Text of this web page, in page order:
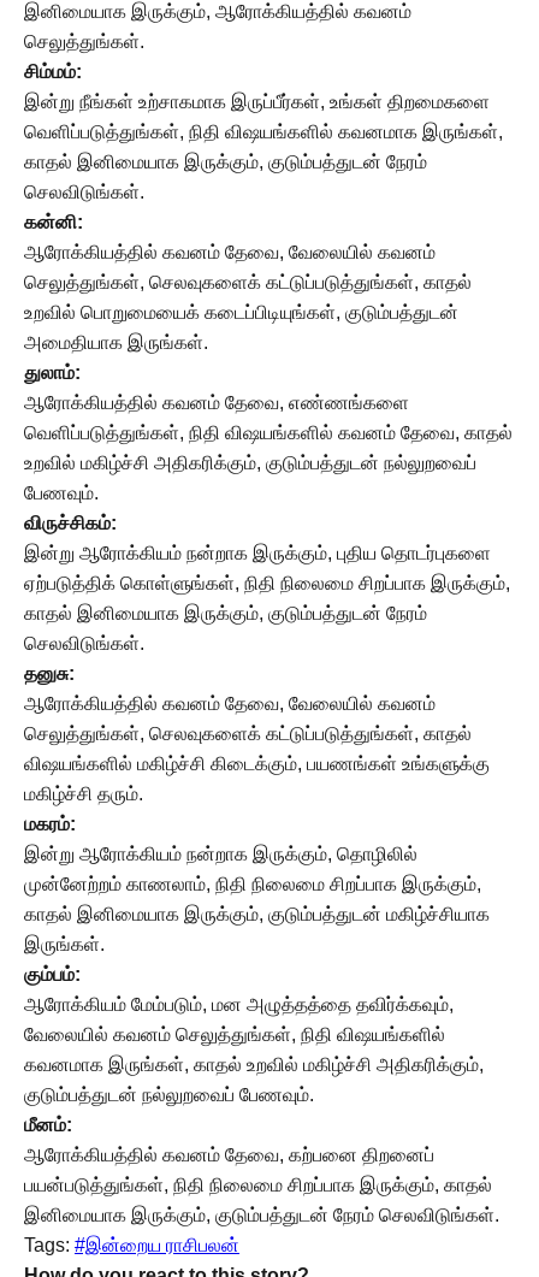
இனிமையாக இருக்கும், ஆரோக்கியத்தில் கவனம்
செலுத்துங்கள்.
சிம்மம்:
இன்று நீங்கள் உற்சாகமாக இருப்பீர்கள், உங்கள் திறமைகளை
வெளிப்படுத்துங்கள், நிதி விஷயங்களில் கவனமாக இருங்கள்,
காதல் இனிமையாக இருக்கும், குடும்பத்துடன் நேரம்
செலவிடுங்கள்.
கன்னி:
ஆரோக்கியத்தில் கவனம் தேவை, வேலையில் கவனம்
செலுத்துங்கள், செலவுகளைக் கட்டுப்படுத்துங்கள், காதல்
உறவில் பொறுமையைக் கடைப்பிடியுங்கள், குடும்பத்துடன்
அமைதியாக இருங்கள்.
துலாம்:
ஆரோக்கியத்தில் கவனம் தேவை, எண்ணங்களை
வெளிப்படுத்துங்கள், நிதி விஷயங்களில் கவனம் தேவை, காதல்
உறவில் மகிழ்ச்சி அதிகரிக்கும், குடும்பத்துடன் நல்லுறவைப்
பேணவும்.
விருச்சிகம்:
இன்று ஆரோக்கியம் நன்றாக இருக்கும், புதிய தொடர்புகளை
ஏற்படுத்திக் கொள்ளுங்கள், நிதி நிலைமை சிறப்பாக இருக்கும்,
காதல் இனிமையாக இருக்கும், குடும்பத்துடன் நேரம்
செலவிடுங்கள்.
தனுசு:
ஆரோக்கியத்தில் கவனம் தேவை, வேலையில் கவனம்
செலுத்துங்கள், செலவுகளைக் கட்டுப்படுத்துங்கள், காதல்
விஷயங்களில் மகிழ்ச்சி கிடைக்கும், பயணங்கள் உங்களுக்கு
மகிழ்ச்சி தரும்.
மகரம்:
இன்று ஆரோக்கியம் நன்றாக இருக்கும், தொழிலில்
முன்னேற்றம் காணலாம், நிதி நிலைமை சிறப்பாக இருக்கும்,
காதல் இனிமையாக இருக்கும், குடும்பத்துடன் மகிழ்ச்சியாக
இருங்கள்.
கும்பம்:
ஆரோக்கியம் மேம்படும், மன அழுத்தத்தை தவிர்க்கவும்,
வேலையில் கவனம் செலுத்துங்கள், நிதி விஷயங்களில்
கவனமாக இருங்கள், காதல் உறவில் மகிழ்ச்சி அதிகரிக்கும்,
குடும்பத்துடன் நல்லுறவைப் பேணவும்.
மீனம்:
ஆரோக்கியத்தில் கவனம் தேவை, கற்பனை திறனைப்
பயன்படுத்துங்கள், நிதி நிலைமை சிறப்பாக இருக்கும், காதல்
இனிமையாக இருக்கும், குடும்பத்துடன் நேரம் செலவிடுங்கள்.
Tags: #இன்றைய ராசிபலன்